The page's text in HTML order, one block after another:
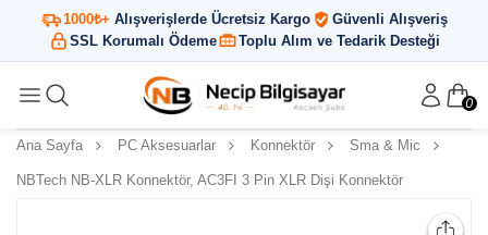
1000₺+ Alışverişlerde Ücretsiz Kargo
Güvenli Alışveriş
SSL Korumalı Ödeme
Toplu Alım ve Tedarik Desteği
0
Ana Sayfa PC Aksesuarlar Konnektör Sma & Mic
NBTech NB-XLR Konnektör, AC3FI 3 Pin XLR Dişi Konnektör